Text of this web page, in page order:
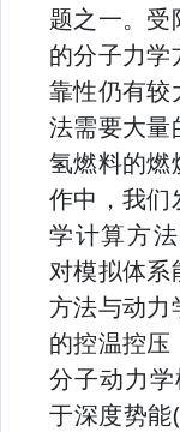
题之一。受
的分子力
靠性仍有较
法需要大量
氢燃料的燃
作中，我们
学计算方
对模拟体系
方法与动力
的控温控
分子动力
于深度势